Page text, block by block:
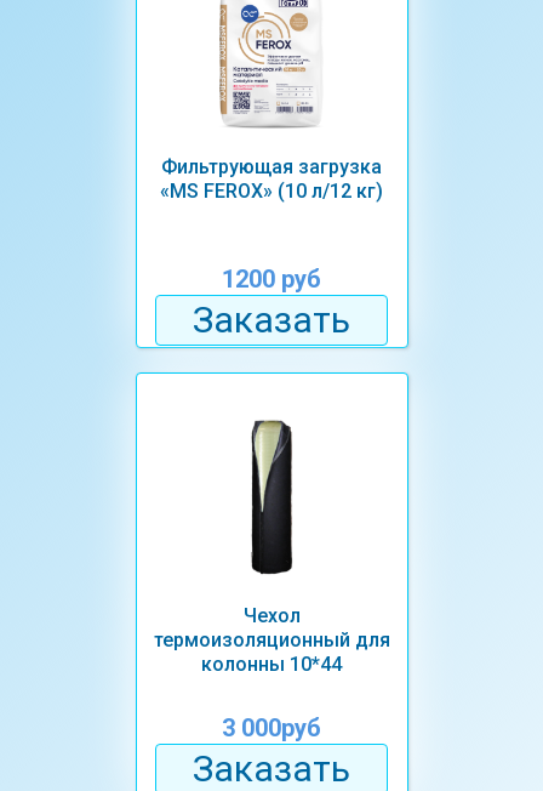
Фильтрующая загрузка
«MS FEROX» (10 л/12 кг)
1200 руб
Заказать
Чехол
термоизоляционный для
колонны 10*44
3 000руб
Заказать